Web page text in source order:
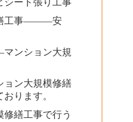
工事―――安
ンション大規
ョン大規模修繕
ります。
繕工事で行う